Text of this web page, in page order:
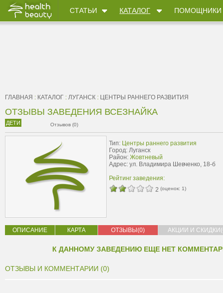
СТАТЬИ КАТАЛОГ ПОМОЩНИКИ
ГЛАВНАЯ : КАТАЛОГ : ЛУГАНСК : ЦЕНТРЫ РАННЕГО РАЗВИТИЯ
ОТЗЫВЫ ЗАВЕДЕНИЯ ВСЕЗНАЙКА
ДЕТИ Отзывов (0)
Тип: Центры раннего развития
Город: Луганск
Район: Жовтневый
Адрес: ул. Владимира Шевченко, 18-б
Рейтинг заведения:
2 (оценок: 1)
ОПИСАНИЕ КАРТА ОТЗЫВЫ(0) АКЦИИ И
К ДАННОМУ ЗАВЕДЕНИЮ ЕЩЕ НЕТ
ОТЗЫВЫ И КОММЕНТАРИИ (0)